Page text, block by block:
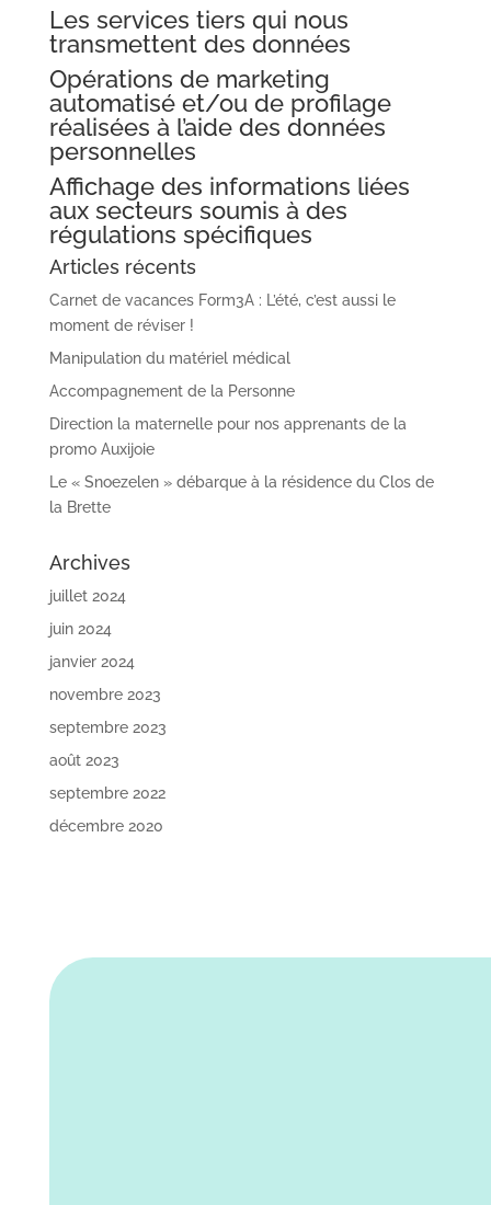
Les services tiers qui nous
transmettent des données
Opérations de marketing
automatisé et/ou de profilage
réalisées à l’aide des données
personnelles
Affichage des informations liées
aux secteurs soumis à des
régulations spécifiques
Articles récents
Carnet de vacances Form3A : L’été, c’est aussi le
moment de réviser !
Manipulation du matériel médical
Accompagnement de la Personne
Direction la maternelle pour nos apprenants de la
promo Auxijoie
Le « Snoezelen » débarque à la résidence du Clos de
la Brette
Archives
juillet 2024
juin 2024
janvier 2024
novembre 2023
septembre 2023
août 2023
septembre 2022
décembre 2020